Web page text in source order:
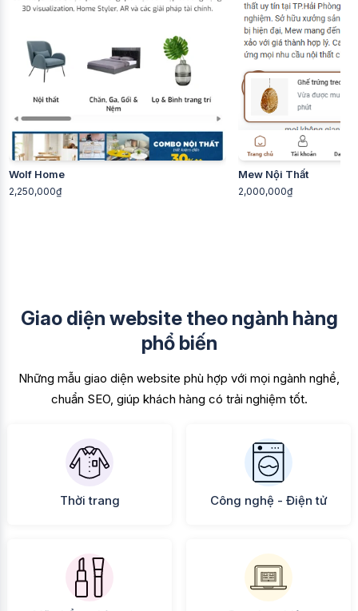
Wolf Home
2,250,000₫
Mew Nội Thất
2,000,000₫
Giao diện website theo ngành hàng
phổ biến
Những mẫu giao diện website phù hợp với mọi ngành nghề,
chuẩn SEO, giúp khách hàng có trải nghiệm tốt.
Thời trang Công nghệ - Điện tử